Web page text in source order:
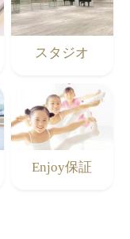
スタジオ
Enjoy保証